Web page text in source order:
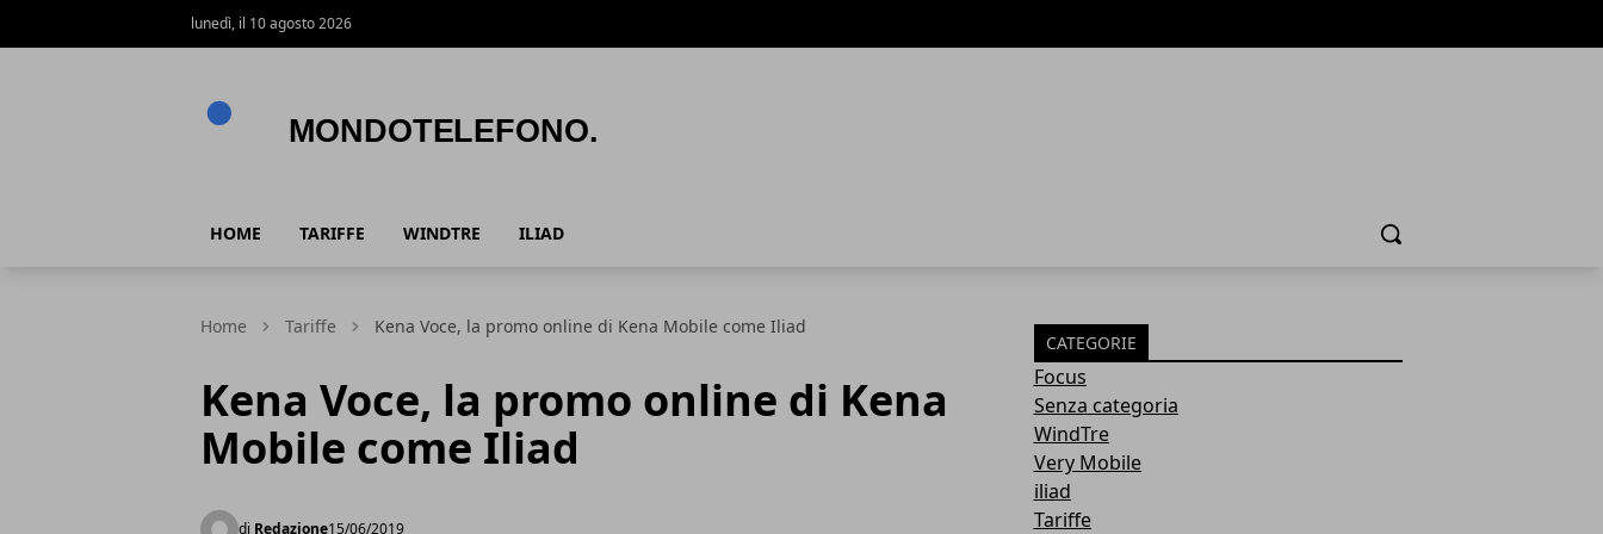
lunedì, il 10 agosto 2026
HOME TARIFFE WINDTRE ILIAD Cerca
Home Tariffe Kena Voce, la promo online di Kena Mobile come Iliad
Kena Voce, la promo online di Kena
Mobile come Iliad
di Redazione15/06/2019
CATEGORIE
Focus
Senza categoria
WindTre
Very Mobile
iliad
Tariffe